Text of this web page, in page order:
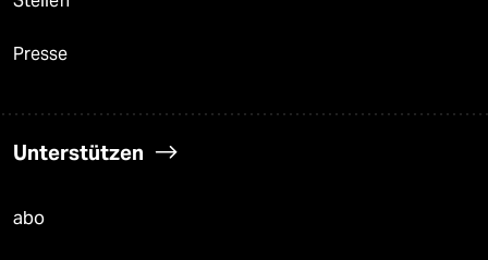
Presse
Unterstützen
abo